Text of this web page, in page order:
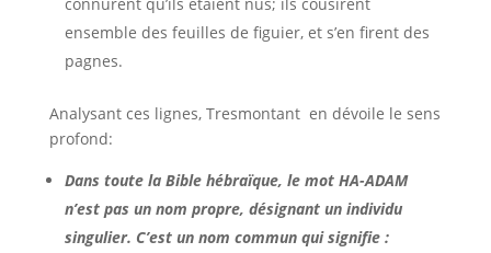
ensemble des feuilles de figuier, et s’en firent des
pagnes.
Analysant ces lignes, Tresmontant en dévoile le sens
profond:
Dans toute la Bible hébraïque, le mot HA-ADAM
n’est pas un nom propre, désignant un individu
singulier. C’est un nom commun qui signifie :